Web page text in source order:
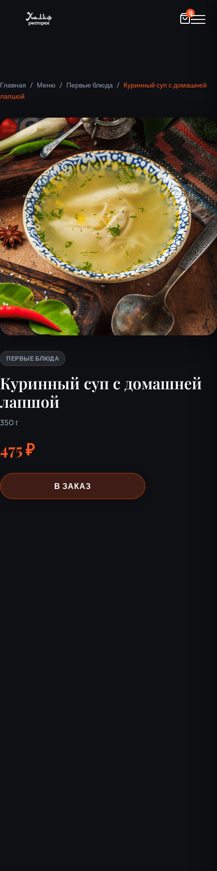
0
Главная / Меню / Первые блюда / Куринный суп с домашней
лапшой
ПЕРВЫЕ БЛЮДА
Куринный суп с домашней
лапшой
350 г
475 ₽
В ЗАКАЗ